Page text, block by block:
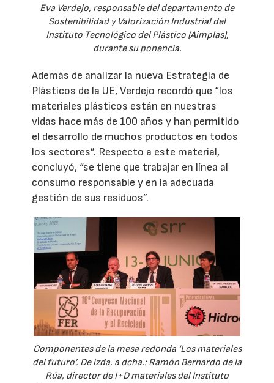
Eva Verdejo, responsable del departamento de
Sostenibilidad y Valorización Industrial del
Instituto Tecnológico del Plástico (Aimplas),
durante su ponencia.
Además de analizar la nueva Estrategia de
Plásticos de la UE, Verdejo recordó que “los
materiales plásticos están en nuestras
vidas hace más de 100 años y han permitido
el desarrollo de muchos productos en todos
los sectores”. Respecto a este material,
concluyó, “se tiene que trabajar en línea al
consumo responsable y en la adecuada
gestión de sus residuos”.
Componentes de la mesa redonda ‘Los materiales
del futuro’. De izda. a dcha.: Ramón Bernardo de la
Rúa, director de I+D materiales del Instituto